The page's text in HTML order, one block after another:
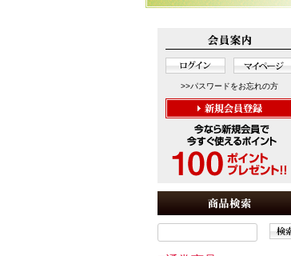
>>パスワードをお忘れの方